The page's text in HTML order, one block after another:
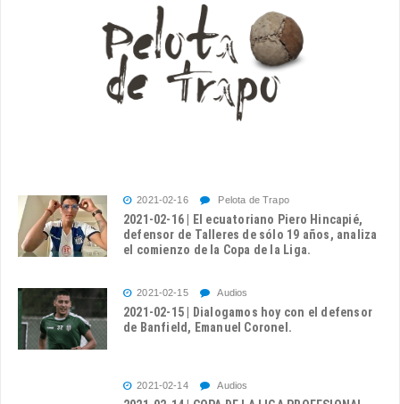
2021-02-16 Pelota de Trapo
2021-02-16 | El ecuatoriano Piero Hincapié,
defensor de Talleres de sólo 19 años, analiza
el comienzo de la Copa de la Liga.
2021-02-15 Audios
2021-02-15 | Dialogamos hoy con el defensor
de Banfield, Emanuel Coronel.
2021-02-14 Audios